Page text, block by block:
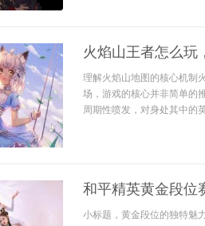
火焰山王者怎么玩
理解火焰山地图的核心机制
场，游戏的核心并非简单的
周期性喷发，对身处其中的
和平精英黄金段位
小标题，黄金段位的独特魅